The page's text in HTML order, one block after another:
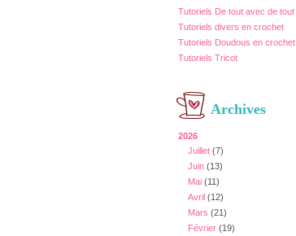
Tutoriels De tout avec de tout
Tutoriels divers en crochet
Tutoriels Doudous en crochet
Tutoriels Tricot
Archives
2026
Juillet (7)
Juin (13)
Mai (11)
Avril (12)
Mars (21)
Février (19)